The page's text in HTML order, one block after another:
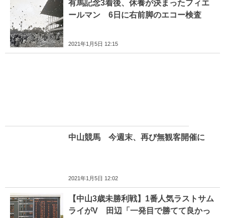
有馬記念3着後、休養が決まったフィエ
ールマン 6日に右前脚のエコー検査
2021年1月5日 12:15
中山競馬 今週末、再び無観客開催に
2021年1月5日 12:02
【中山3歳未勝利戦】1番人気ラストサム
ライがV 田辺「一発目で勝てて良かっ